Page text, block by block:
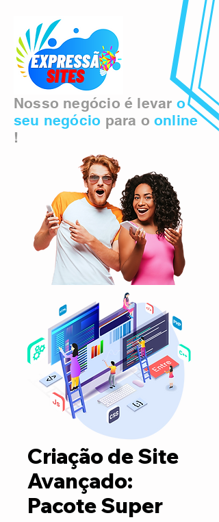
Nosso negócio é levar o
seu negócio para o online
!
Criação de Site
Avançado:
Pacote Super